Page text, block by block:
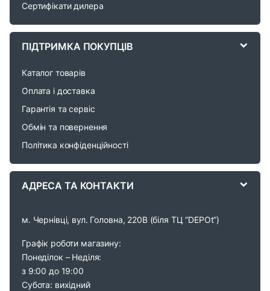
C
Сертифікати дилера
ПІДТРИМКА ПОКУПЦІВ
Каталог товарів
Оплата і доставка
Гарантія та сервіс
Обмін та повернення
Політика конфіденційності
АДРЕСА ТА КОНТАКТИ
м. Чернівці, вул. Головна, 220В (біля ТЦ “DEPOt”)
Графік роботи магазину:
Понеділок – Неділя:
з 9:00 до 19:00
Субота: вихідний